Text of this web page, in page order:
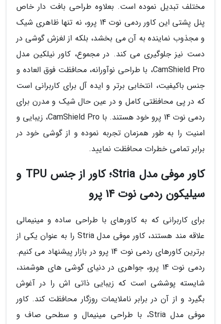
مختلف تبدیل نموده است. بعلاوه طراحی بافت دار خاص
پنل پشتی این کاور ردمی نوت 14 پرو، نه تنها ظاهری شیک
و مجذوب نماینده به آن می بخشد، بلکه از لغزش گوشی در
دست نیز جلوگیری می کند. در مجموع، کاور نیلکین مدل
CamShield Pro، با طراحی نوآورانه، محافظت فوق العاده و
جنس باکیفیت، انتخابی برتر و ایده آل برای کاربرانی است
که در پی محافظتی کامل و در عین حال شیک و مدرن برای
ردمی نوت 14 پرو خود هستند. با CamShield Pro، زیبایی و
امنیت را به طور همزمان تجربه نموده و از گوشی خود در
برابر تمامی خطرات محافظت نمایید.
کاور موفی مدل Stria؛ کاور از جنس TPU و
سیلیکون ردمی نوت 14 پرو
برای کاربرانی که به کاورهای با طراحی ساده و مینیمالی
علاقه مند هستند، کاور موفی مدل Stria را به عنوان یکی از
برترین کاورهای ردمی نوت 14 پرو در بازار پیشنهاد می کنیم.
ردمی نوت 14 پرو، جواهری در دنیای گوشی های هوشمند،
شایسته پوششی است که زیبایی ذاتی اش را در آغوش
بگیرد و از آن در برابر ناملایمات روزگار محافظت کند. کاور
موفی مدل Stria، با طراحی مینیمال و سطحی صاف و